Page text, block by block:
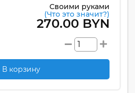
Своими руками
(Что это значит?)
270.00 BYN
В корзину